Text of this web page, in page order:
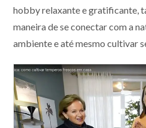
hobby relaxante e gratificante,
maneira de se conectar com a
ambiente e até mesmo cultivar